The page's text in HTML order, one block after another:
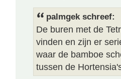
palmgek schreef:
De buren met de
vinden en zijn er
waar de bamboe
tussen de